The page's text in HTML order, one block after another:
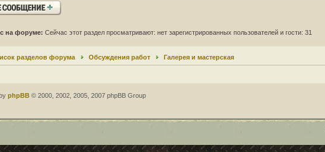
на форуме: Сейчас этот раздел просматривают: нет зарегистрированных пользователей и гости: 31
разделов форума Обсуждения работ Галерея и мастерская
phpBB © 2000, 2002, 2005, 2007 phpBB Group